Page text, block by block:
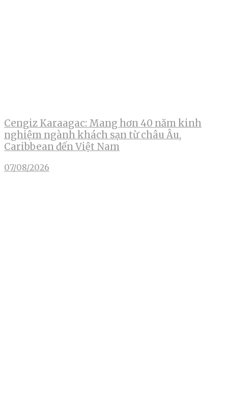
Cengiz Karaagac: Mang hơn 40 năm kinh
nghiệm ngành khách sạn từ châu Âu,
Caribbean đến Việt Nam
07/08/2026